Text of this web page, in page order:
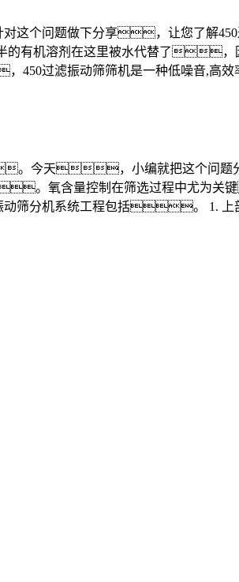
对这个问题做下分享，让您了解
有机溶剂在这里被水代替了，
过滤振动筛筛机是一种低噪音,高效
。今天，小编就把这个问
。氧含量控制在筛选过程中尤为关
动筛分机系统工程包括。 1.